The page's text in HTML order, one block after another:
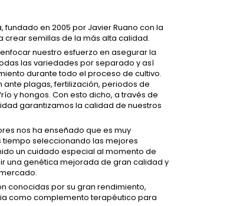
en 2005 por Javier Ruano con la
semillas de la más alta calidad.
nuestro esfuerzo en asegurar la
las variedades por separado y así
durante todo el proceso de cultivo.
plagas, fertilización, periodos de
y hongos. Con esto dicho, a través de
garantizamos la calidad de nuestros
nos ha enseñado que es muy
seleccionando las mejores
un cuidado especial al momento de
una genética mejorada de gran calidad y
conocidas por su gran rendimiento,
como complemento terapéutico para